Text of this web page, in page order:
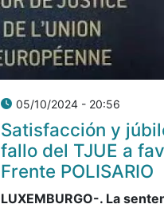
05/10/2024 - 20:56
Satisfacción y
fallo del TJUE a
Frente POLISARIO
LUXEMBURGO-. La